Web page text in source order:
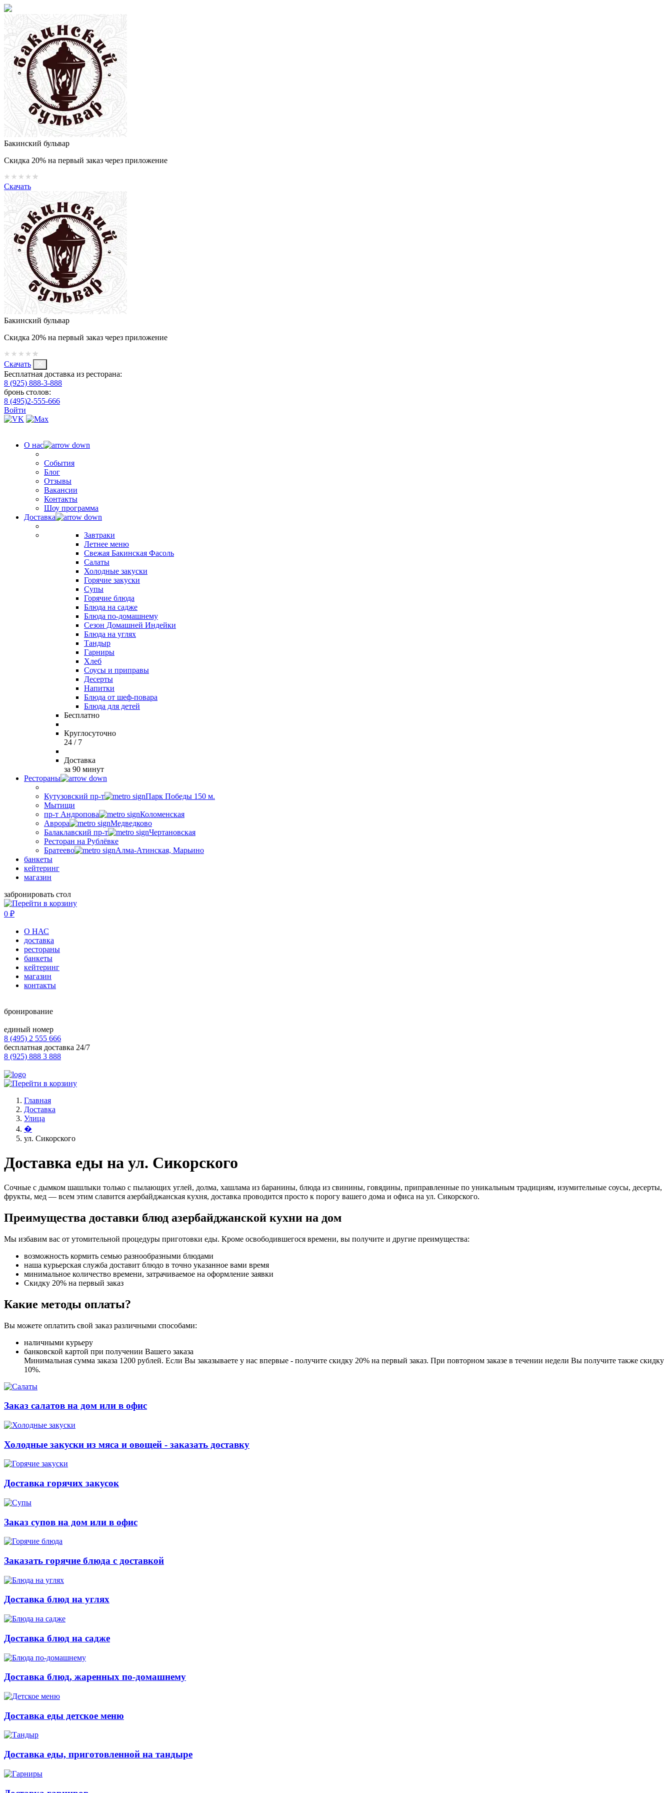
Бакинский бульвар
Скидка 20% на первый заказ через приложение
Скачать
Бакинский бульвар
Скидка 20% на первый заказ через приложение
Скачать
Бесплатная доставка из ресторана:
8 (925) 888-3-888
бронь столов:
8 (495)2-555-666
Войти
О нас
События
Блог
Отзывы
Вакансии
Контакты
Шоу программа
Доставка
Завтраки
Летнее меню
Свежая Бакинская Фасоль
Салаты
Холодные закуски
Горячие закуски
Супы
Горячие блюда
Блюда на садже
Блюда по-домашнему
Сезон Домашней Индейки
Блюда на углях
Тандыр
Гарниры
Хлеб
Соусы и приправы
Десерты
Напитки
Блюда от шеф-повара
Блюда для детей
Бесплатно
Круглосуточно
24 / 7
Доставка
за 90 минут
Рестораны
Кутузовский пр-т
Парк Победы 150 м.
Мытищи
пр-т Андропова
Коломенская
Аврора
Медведково
Балаклавский пр-т
Чертановская
Ресторан на Рублёвке
Братеево
Алма-Атинская, Марьино
банкеты
кейтеринг
магазин
забронировать стол
0 ₽
О НАС
доставка
рестораны
банкеты
кейтеринг
магазин
контакты
бронирование
единый номер
8 (495) 2 555 666
бесплатная доставка 24/7
8 (925) 888 3 888
Главная
Доставка
Улица
�
ул. Сикорского
Доставка еды на ул. Сикорского
Сочные с дымком шашлыки только с пылающих углей, долма, хашлама из баранины, блюда из свинины, говядины, приправленные по уникальным традициям, изумительные соусы, десерты,
фрукты, мед — всем этим славится азербайджанская кухня, доставка проводится просто к порогу вашего дома и офиса на ул. Сикорского.
Преимущества доставки блюд азербайджанской кухни на дом
Мы избавим вас от утомительной процедуры приготовки еды. Кроме освободившегося времени, вы получите и другие преимущества:
возможность кормить семью разнообразными блюдами
наша курьерская служба доставит блюдо в точно указанное вами время
минимальное количество времени, затрачиваемое на оформление заявки
Скидку 20% на первый заказ
Какие методы оплаты?
Вы можете оплатить свой заказ различными способами:
наличными курьеру
банковской картой при получении Вашего заказа
Минимальная сумма заказа 1200 рублей. Если Вы заказываете у нас впервые - получите скидку 20% на первый заказ. При повторном заказе в течении недели Вы получите также скидку
10%.
Заказ салатов на дом или в офис
Холодные закуски из мяса и овощей - заказать доставку
Доставка горячих закусок
Заказ супов на дом или в офис
Заказать горячие блюда с доставкой
Доставка блюд на углях
Доставка блюд на садже
Доставка блюд, жаренных по-домашнему
Доставка еды детское меню
Доставка еды, приготовленной на тандыре